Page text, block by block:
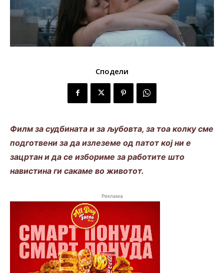
Сподели
Филм за судбината и за љубовта, за тоа колку сме
подготвени за да излеземе од патот кој ни е
зацртан и да се избориме за работите што
навистина ги сакаме во животот.
Реклама